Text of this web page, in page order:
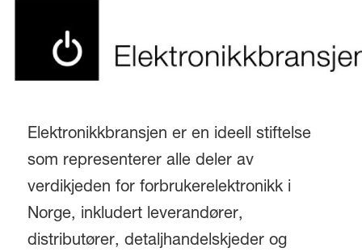
Elektronikkbransjen er en ideell stiftelse
som representerer alle deler av
verdikjeden for forbrukerelektronikk i
Norge, inkludert leverandører,
distributører, detaljhandelskjeder og